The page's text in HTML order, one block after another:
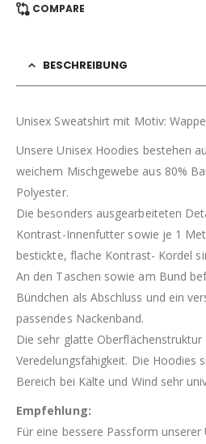
COMPARE
BESCHREIBUNG
Unisex Sweatshirt mit Motiv:
Unsere Unisex Hoodies bestehen
weichem Mischgewebe aus 80%
Polyester.
Die besonders ausgearbeiteten
Kontrast-Innenfutter sowie je 1
bestickte, flache Kontrast- Kordel
An den Taschen sowie am Bund
Bündchen als Abschluss und ein
passendes Nackenband.
Die sehr glatte
Veredelungsfähigkeit. Die Hoodies
Bereich bei Kälte und Wind sehr
Empfehlung:
Für eine bessere Passform unserer